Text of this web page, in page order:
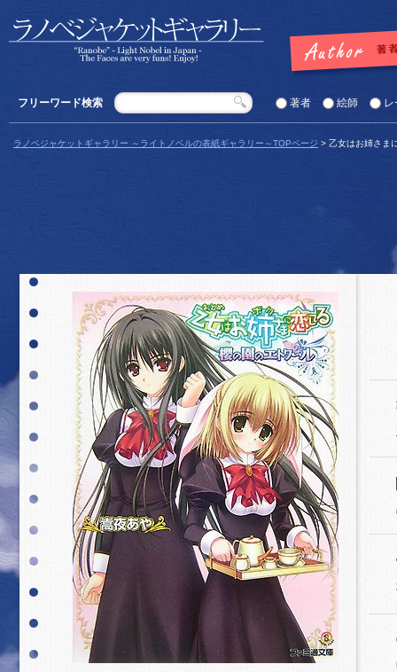
フリーワード検索 著者 絵師 レ
ラノベジャケットギャラリー ～ライトノベルの表紙ギャラリー～TOPページ > 乙女はお姉さま